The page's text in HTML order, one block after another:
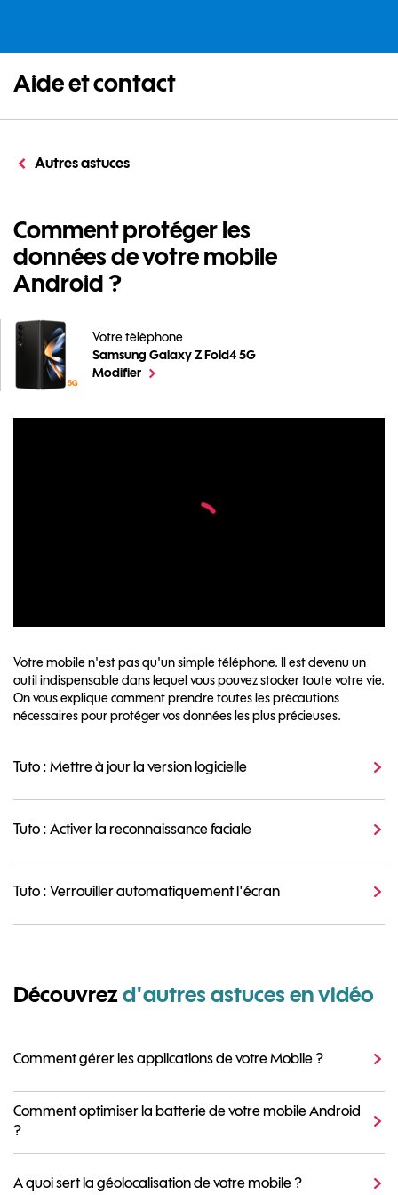
Aide et contact
Autres astuces
Comment protéger les
données de votre mobile
Android ?
Votre téléphone
Samsung Galaxy Z Fold4 5G
Comment protéger les données de votre mobile
Modifierle téléphone sélectionné
Votre mobile n'est pas qu'un simple téléphone. Il est devenu un
outil indispensable dans lequel vous pouvez stocker toute votre vie.
On vous explique comment prendre toutes les précautions
nécessaires pour protéger vos données les plus précieuses.
Tuto : Mettre à jour la version logicielle
Tuto : Activer la reconnaissance faciale
Tuto : Verrouiller automatiquement l'écran
Découvrezd'autres astuces en vidéo
Comment gérer les applications de votre Mobile ?
Comment optimiser la batterie de votre mobile Android
?
A quoi sert la géolocalisation de votre mobile ?